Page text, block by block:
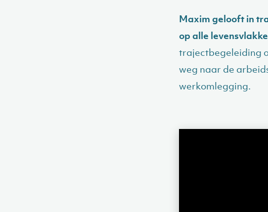
Maxim gelooft in
op alle
trajectbegeleiding
weg naar de
werkomlegging.